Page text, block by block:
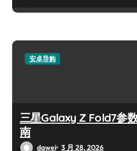
安卓导购
三星Galaxy Z Fold7参
南
dawei 3 月 28, 2026